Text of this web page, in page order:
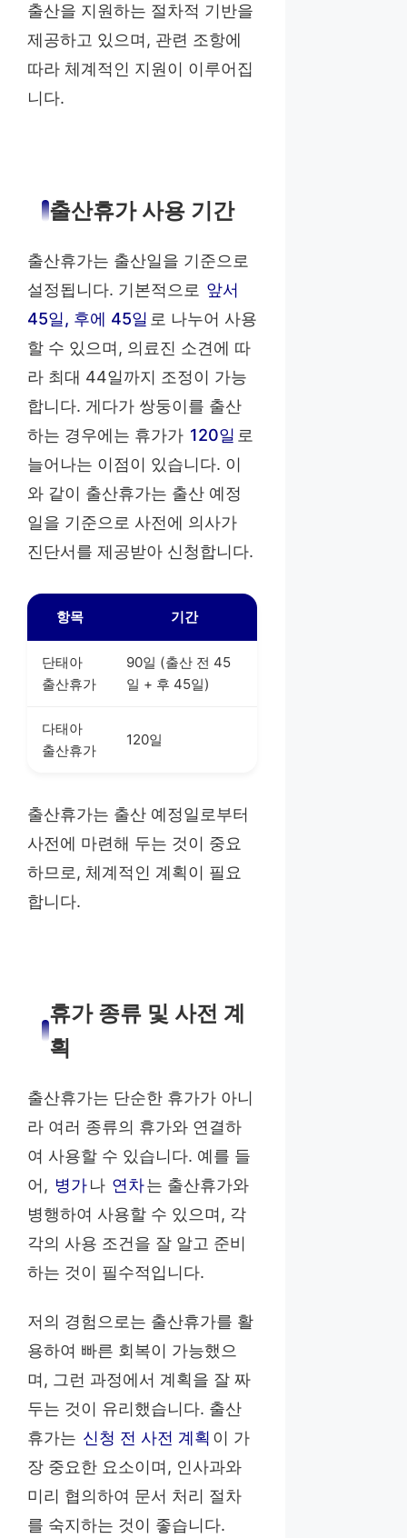
출산을 지원하는 절차적 기반을
제공하고 있으며, 관련 조항에
따라 체계적인 지원이 이루어집
니다.
출산휴가 사용 기간
출산휴가는 출산일을 기준으로
설정됩니다. 기본적으로 앞서
45일, 후에 45일 로 나누어 사용
할 수 있으며, 의료진 소견에 따
라 최대 44일까지 조정이 가능
합니다. 게다가 쌍둥이를 출산
하는 경우에는 휴가가 120일 로
늘어나는 이점이 있습니다. 이
와 같이 출산휴가는 출산 예정
일을 기준으로 사전에 의사가
진단서를 제공받아 신청합니다.
항목 기간
단태아
출산휴가
90일 (출산 전 45
일 + 후 45일)
다태아
출산휴가
120일
출산휴가는 출산 예정일로부터
사전에 마련해 두는 것이 중요
하므로, 체계적인 계획이 필요
합니다.
휴가 종류 및 사전 계
획
출산휴가는 단순한 휴가가 아니
라 여러 종류의 휴가와 연결하
여 사용할 수 있습니다. 예를 들
어, 병가나 연차는 출산휴가와
병행하여 사용할 수 있으며, 각
각의 사용 조건을 잘 알고 준비
하는 것이 필수적입니다.
저의 경험으로는 출산휴가를 활
용하여 빠른 회복이 가능했으
며, 그런 과정에서 계획을 잘 짜
두는 것이 유리했습니다. 출산
휴가는 신청 전 사전 계획 이 가
장 중요한 요소이며, 인사과와
미리 협의하여 문서 처리 절차
를 숙지하는 것이 좋습니다.